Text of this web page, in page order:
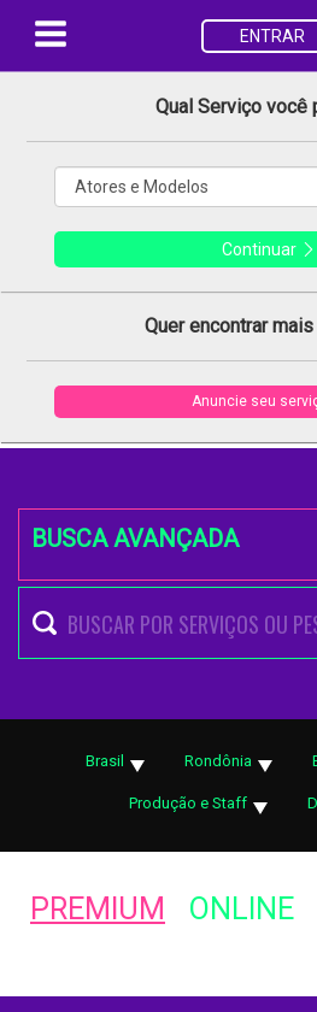
ENTRAR
Qual Serviço você
Continuar
Quer encontrar
Anuncie seu
BUSCA AVANÇADA
Brasil Rondônia
Produção e Staff
PREMIUM ONLINE